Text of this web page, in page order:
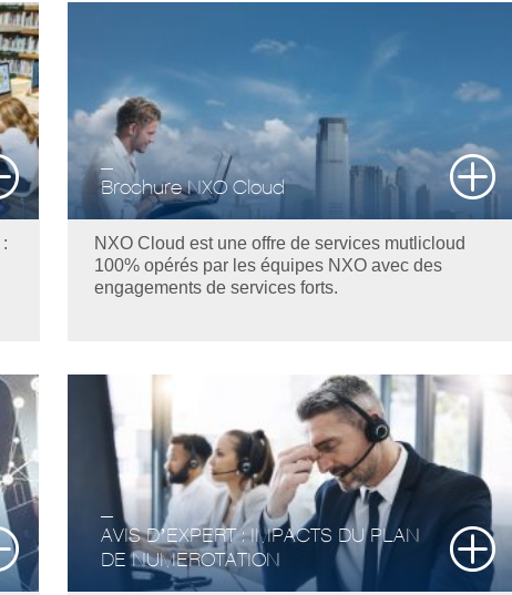
Brochure NXO Cloud
NXO Cloud est une offre de services mutlicloud
100% opérés par les équipes NXO avec des
engagements de services forts.
AVIS D’EXPERT : IMPACTS DU PLAN
DE NUMEROTATION